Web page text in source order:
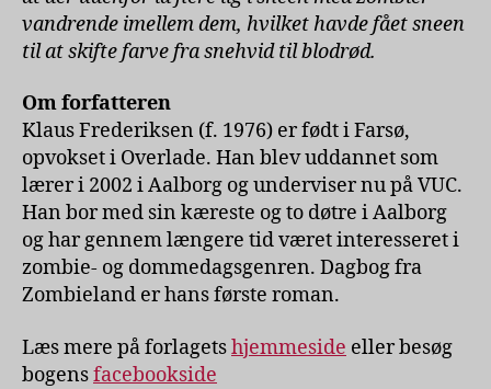
vandrende imellem dem, hvilket havde fået sneen
til at skifte farve fra snehvid til blodrød.
Om forfatteren
Klaus Frederiksen (f. 1976) er født i Farsø,
opvokset i Overlade. Han blev uddannet som
lærer i 2002 i Aalborg og underviser nu på VUC.
Han bor med sin kæreste og to døtre i Aalborg
og har gennem længere tid været interesseret i
zombie- og dommedagsgenren. Dagbog fra
Zombie­land er hans første roman.
Læs mere på forlagetshjemmeside eller besøg
bogensfacebookside